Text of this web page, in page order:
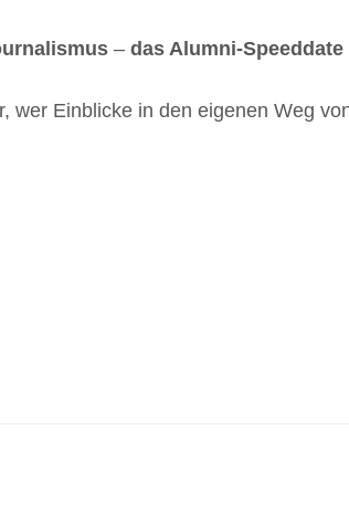
– das Alumni-Speeddate
wer Einblicke in den eigenen Weg